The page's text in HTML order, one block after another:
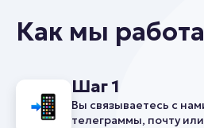
Как мы
Шаг 1
Вы связываетесь с
телеграммы, почту